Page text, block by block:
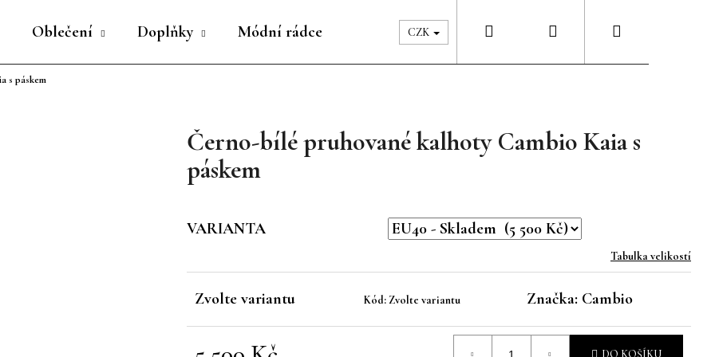
Oblečení Doplňky Módní rádce Péče & Šatník Kontakty
CZK Přihlášení
s páskem
Černo-bílé pruhované kalhoty Cambio Kaia s
páskem
VARIANTA
Tabulka velikostí
Zvolte variantu Kód: Zvolte variantu Značka: Cambio
Co potřebujete najít?
HLEDAT